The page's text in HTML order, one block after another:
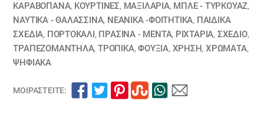
ΚΑΡΑΒΌΠΑΝΑ, ΚΟΥΡΤΊΝΕΣ, ΜΑΞΙΛΆΡΙΑ, ΜΠΛΕ - ΤΥΡΚΟΥΑΖ,
ΝΑΥΤΙΚΆ - ΘΑΛΑΣΣΙΝΆ, ΝΕΑΝΙΚΆ -ΦΟΙΤΗΤΙΚΆ, ΠΑΙΔΙΚΆ
ΣΧΈΔΙΑ, ΠΟΡΤΟΚΑΛΙ, ΠΡΑΣΙΝΑ - ΜΕΝΤΑ, ΡΙΧΤΆΡΙΑ, ΣΧΕΔΙΟ,
ΤΡΑΠΕΖΟΜΆΝΤΗΛΑ,ΤΡΟΠΙΚΑ,ΦΟΥΞΙΑ, ΧΡΗΣΗ,ΧΡΏΜΑΤΑ,
ΨΗΦΙΑΚΆ
ΜΟΙΡΑΣΤΕΊΤΕ: